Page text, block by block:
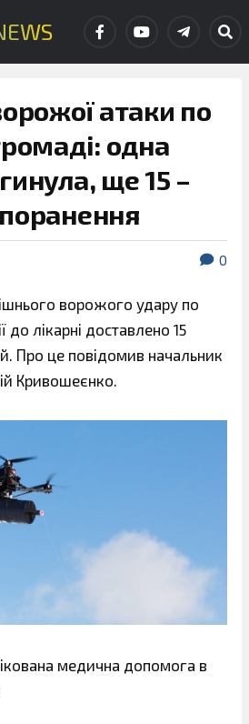
атаки по
одна
ще 15 –
0
ворожого удару по
до лікарні доставлено 15
Про це повідомив начальник
Кривошеєнко.
медична допомога в